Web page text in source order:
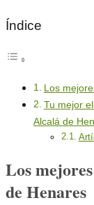
Índice
Los
Tu mejor
Alcalá de
Los
de Henares